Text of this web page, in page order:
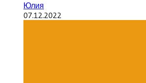
Юлия
07.12.2022